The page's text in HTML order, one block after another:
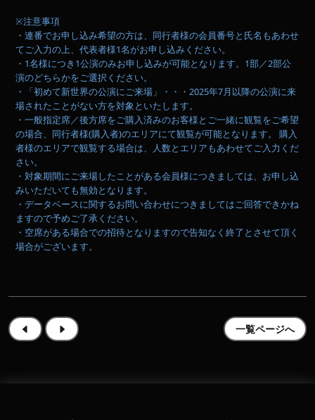
※注意事項
・連番でお申し込み希望の方は、同行者様の会員番号と氏名もあわせ
てご入力の上、代表者様1名がお申し込みください。
・1名様につき1公演のみお申し込みが可能となります。1部／2部公
演のどちらかをご選択ください。
・「初めて新世界の公演にご来場」・・・2025年7月以降の公演に来
場されたことがない方を対象といたします。
・一般指定席／後方席をご購入済みのお客様とご一緒に観覧をご希望
の場合、同行者様(購入者)のエリアにて観覧が可能となります。 購入
者様のエリアで観覧する場合は、人数とエリアもあわせてご入力くだ
さい。
・対象期間にご来場したことがある会員様につきましては、お申し込
みいただいても無効となります。
・データベースに関するお問い合わせにつきましてはご回答できかね
ますので予めご了承ください。
・空席がある場合での招待となりますので告知なく終了とさせて頂く
場合がございます。
一覧ページへ